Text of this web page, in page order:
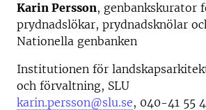
Karin Persson, genbankskurator
prydnadslökar, prydnadsknölar
Nationella genbanken
Institutionen för
och förvaltning, SLU
karin.persson@slu.se, 040-41 55